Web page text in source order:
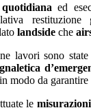
ed
landsideche
lavori sono
modo da garantire
le